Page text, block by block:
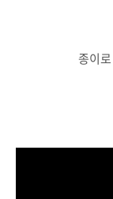
종이로